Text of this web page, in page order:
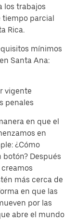
los trabajos
tiempo parcial
Rica.
mínimos
Santa Ana:
vigente
penales
en que el
en
¿Cómo
Después
más cerca de
en que las
por las
abre el mundo